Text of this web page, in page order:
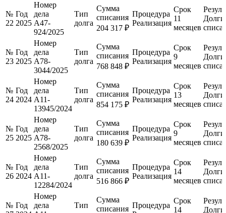
№
22
Год
2025
Номер
дела
А47-
924/2025
Тип
долга
Сумма
списания
204 317 ₽
Процедура
Реализация
Срок
11
месяцев
Долги
№
23
Год
2025
Номер
дела
А78-
3044/2025
Тип
долга
Сумма
списания
768 848 ₽
Процедура
Реализация
Срок
9
месяцев
Долги
№
24
Год
2024
Номер
дела
А11-
13945/2024
Тип
долга
Сумма
списания
854 175 ₽
Процедура
Реализация
Срок
13
месяцев
Долги
№
25
Год
2025
Номер
дела
А78-
2568/2025
Тип
долга
Сумма
списания
180 639 ₽
Процедура
Реализация
Срок
9
месяцев
Долги
№
26
Год
2024
Номер
дела
А11-
12284/2024
Тип
долга
Сумма
списания
516 866 ₽
Процедура
Реализация
Срок
14
месяцев
Долги
№ Год
Номер
дела
Тип
Сумма
списания Процедура
Срок
14
Долги